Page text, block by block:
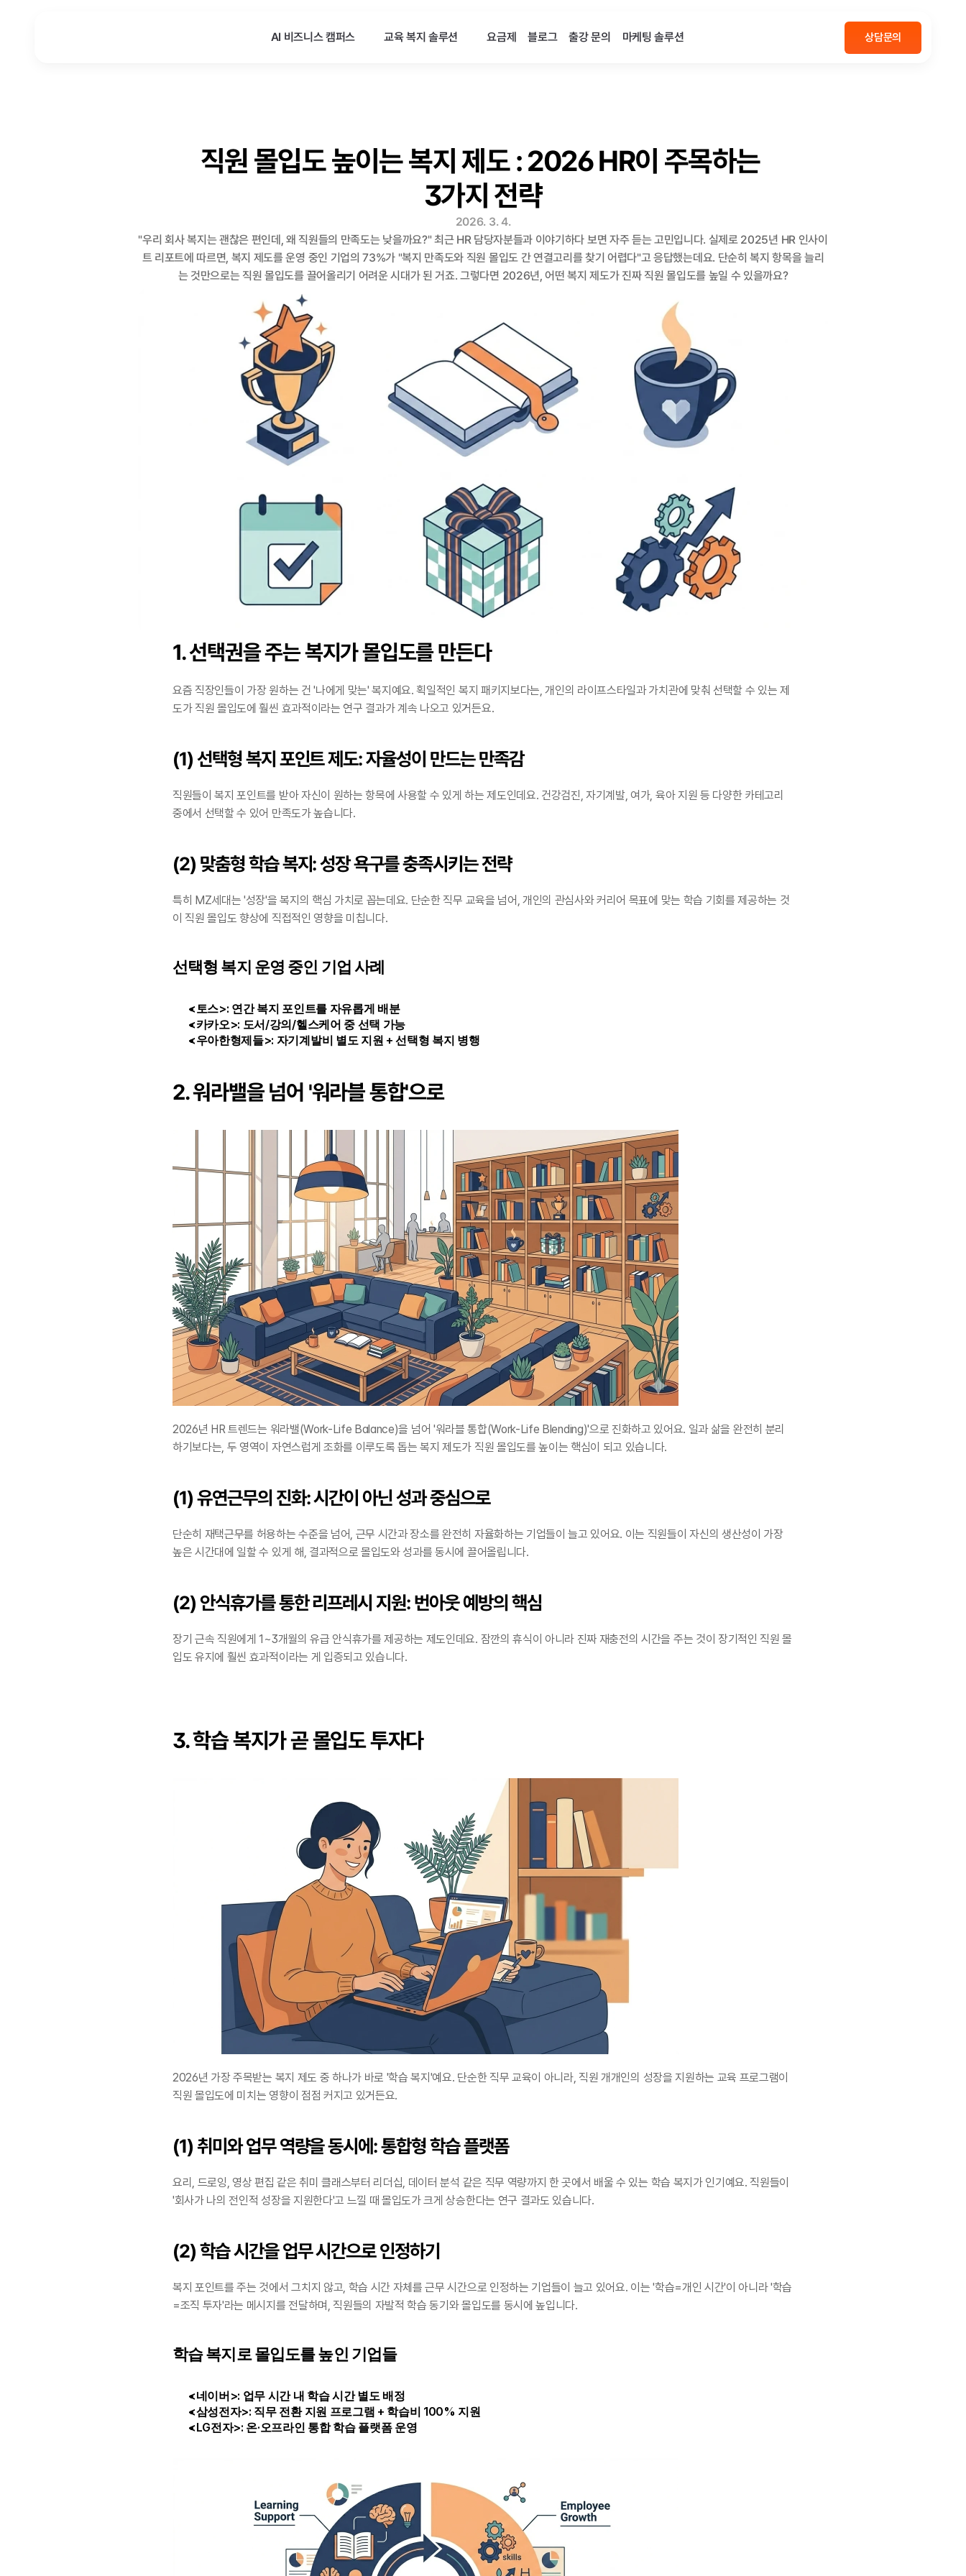
직원 몰입도 높이는 복지 제도 : 2026 HR이 주목하는
3가지 전략
2026. 3. 4.
"우리 회사 복지는 괜찮은 편인데, 왜 직원들의 만족도는 낮을까요?" 최근 HR 담당자분들과 이야기하다 보면 자주 듣는 고민입니다. 실제로 2025년 HR 인사이
트 리포트에 따르면, 복지 제도를 운영 중인 기업의 73%가 "복지 만족도와 직원 몰입도 간 연결고리를 찾기 어렵다"고 응답했는데요. 단순히 복지 항목을 늘리
는 것만으로는 직원 몰입도를 끌어올리기 어려운 시대가 된 거죠. 그렇다면 2026년, 어떤 복지 제도가 진짜 직원 몰입도를 높일 수 있을까요?
1. 선택권을 주는 복지가 몰입도를 만든다
요즘 직장인들이 가장 원하는 건 '나에게 맞는' 복지예요. 획일적인 복지 패키지보다는, 개인의 라이프스타일과 가치관에 맞춰 선택할 수 있는 제
도가 직원 몰입도에 훨씬 효과적이라는 연구 결과가 계속 나오고 있거든요.
(1) 선택형 복지 포인트 제도: 자율성이 만드는 만족감
직원들이 복지 포인트를 받아 자신이 원하는 항목에 사용할 수 있게 하는 제도인데요. 건강검진, 자기계발, 여가, 육아 지원 등 다양한 카테고리
중에서 선택할 수 있어 만족도가 높습니다.
(2) 맞춤형 학습 복지: 성장 욕구를 충족시키는 전략
특히 MZ세대는 '성장'을 복지의 핵심 가치로 꼽는데요. 단순한 직무 교육을 넘어, 개인의 관심사와 커리어 목표에 맞는 학습 기회를 제공하는 것
이 직원 몰입도 향상에 직접적인 영향을 미칩니다.
선택형 복지 운영 중인 기업 사례
<토스>: 연간 복지 포인트를 자유롭게 배분
<카카오>: 도서/강의/헬스케어 중 선택 가능
<우아한형제들>: 자기계발비 별도 지원 + 선택형 복지 병행
2. 워라밸을 넘어 '워라블 통합'으로
2026년 HR 트렌드는 워라밸(Work-Life Balance)을 넘어 '워라블 통합(Work-Life Blending)'으로 진화하고 있어요. 일과 삶을 완전히 분리
하기보다는, 두 영역이 자연스럽게 조화를 이루도록 돕는 복지 제도가 직원 몰입도를 높이는 핵심이 되고 있습니다.
(1) 유연근무의 진화: 시간이 아닌 성과 중심으로
단순히 재택근무를 허용하는 수준을 넘어, 근무 시간과 장소를 완전히 자율화하는 기업들이 늘고 있어요. 이는 직원들이 자신의 생산성이 가장
높은 시간대에 일할 수 있게 해, 결과적으로 몰입도와 성과를 동시에 끌어올립니다.
(2) 안식휴가를 통한 리프레시 지원: 번아웃 예방의 핵심
장기 근속 직원에게 1~3개월의 유급 안식휴가를 제공하는 제도인데요. 잠깐의 휴식이 아니라 진짜 재충전의 시간을 주는 것이 장기적인 직원 몰
입도 유지에 훨씬 효과적이라는 게 입증되고 있습니다.
3. 학습 복지가 곧 몰입도 투자다
2026년 가장 주목받는 복지 제도 중 하나가 바로 '학습 복지'예요. 단순한 직무 교육이 아니라, 직원 개개인의 성장을 지원하는 교육 프로그램이
직원 몰입도에 미치는 영향이 점점 커지고 있거든요.
(1) 취미와 업무 역량을 동시에: 통합형 학습 플랫폼
요리, 드로잉, 영상 편집 같은 취미 클래스부터 리더십, 데이터 분석 같은 직무 역량까지 한 곳에서 배울 수 있는 학습 복지가 인기예요. 직원들이
'회사가 나의 전인적 성장을 지원한다'고 느낄 때 몰입도가 크게 상승한다는 연구 결과도 있습니다.
(2) 학습 시간을 업무 시간으로 인정하기
복지 포인트를 주는 것에서 그치지 않고, 학습 시간 자체를 근무 시간으로 인정하는 기업들이 늘고 있어요. 이는 '학습=개인 시간'이 아니라 '학습
=조직 투자'라는 메시지를 전달하며, 직원들의 자발적 학습 동기와 몰입도를 동시에 높입니다.
학습 복지로 몰입도를 높인 기업들
<네이버>: 업무 시간 내 학습 시간 별도 배정
<삼성전자>: 직무 전환 지원 프로그램 + 학습비 100% 지원
<LG전자>: 온·오프라인 통합 학습 플랫폼 운영
AI 비즈니스 캠퍼스 교육 복지 솔루션 요금제 블로그 출강 문의 마케팅 솔루션 상담문의